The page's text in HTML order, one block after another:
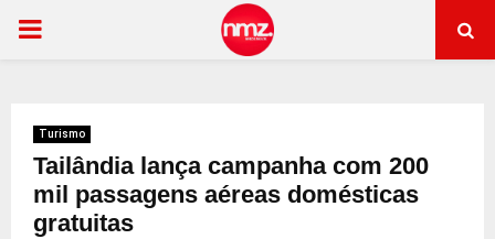
PRIMARY
Turismo
Tailândia lança campanha com 200
mil passagens aéreas domésticas
gratuitas